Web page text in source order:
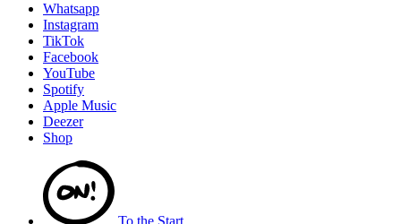
Whatsapp
Instagram
TikTok
Facebook
YouTube
Spotify
Apple Music
Deezer
Shop